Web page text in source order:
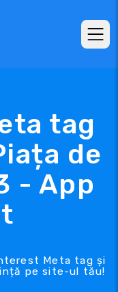
tag
de
- App
Meta tag și
pe site-ul tău!